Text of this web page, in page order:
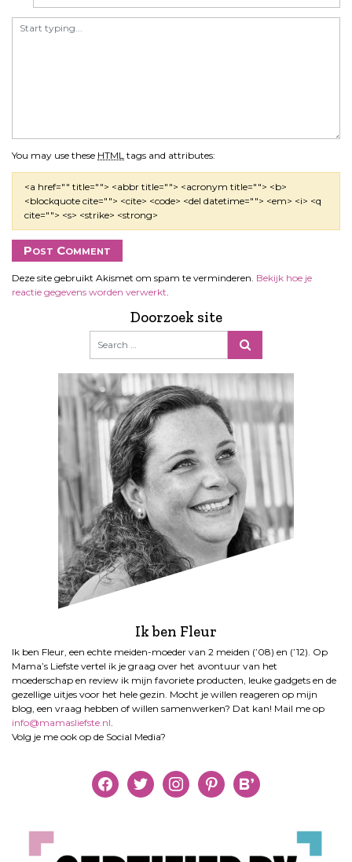
You may use these HTML tags and attributes:
<a href="" title=""> <abbr title=""> <acronym title=""> <b>
<blockquote cite=""> <cite> <code> <del datetime=""> <em> <i> <q
cite=""> <s> <strike> <strong>
Deze site gebruikt Akismet om spam te verminderen. Bekijk hoe je
reactie gegevens worden verwerkt
Doorzoek site
Ik ben Fleur
Ik ben Fleur, een echte meiden-moeder van 2 meiden (’08) en (’12). Op
Mama’s Liefste vertel ik je graag over het avontuur van het
moederschap en review ik mijn favoriete producten, leuke gadgets en de
gezellige uitjes voor het hele gezin. Mocht je willen reageren op mijn
blog, een vraag hebben of willen samenwerken? Dat kan! Mail me op
info@mamasliefste.nl
Volg je me ook op de Social Media?
facebooktwitter instagrampinterestbloglovin